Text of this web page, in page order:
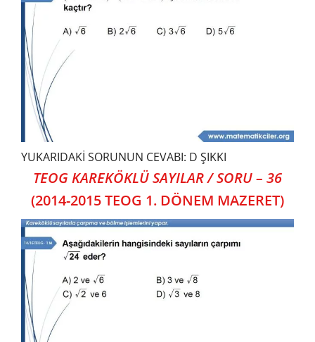
YUKARIDAKİ SORUNUN CEVABI: D ŞIKKI
TEOG KAREKÖKLÜ SAYILAR / SORU – 36
(2014-2015 TEOG 1. DÖNEM MAZERET)